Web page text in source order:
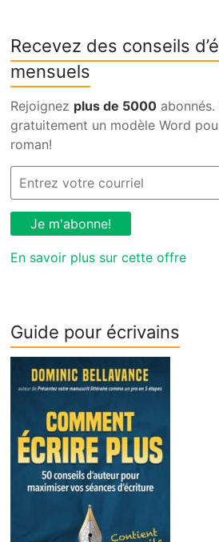
Recevez des conseils
mensuels
Rejoignez plus de 5000
gratuitement un modèle Word
roman!
En savoir plus sur cette offre
Guide pour écrivains